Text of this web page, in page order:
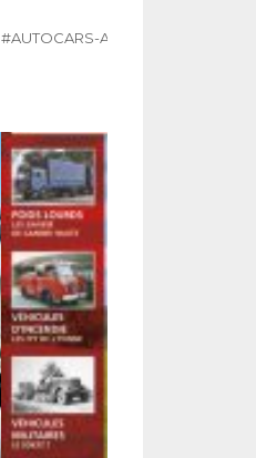
#AUTOCARS-AUTOBUS